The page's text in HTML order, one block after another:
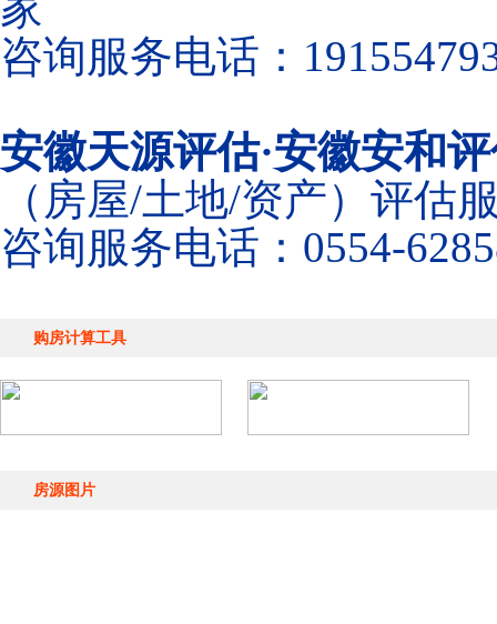
咨询服务电话：
安徽天源评估·安徽安和
（房屋/土地/资产）评估
咨询服务电话：0554-
购房计算工具
房源图片